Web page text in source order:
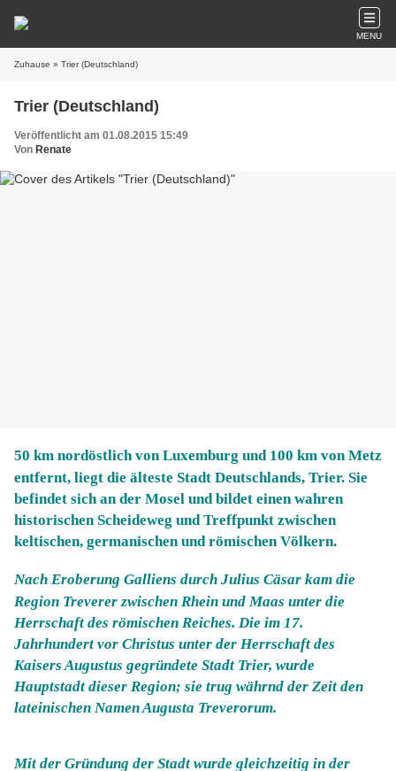
MENU
Zuhause » Trier (Deutschland)
Trier (Deutschland)
Veröffentlicht am 01.08.2015 15:49
Von Renate
50 km nordöstlich von Luxemburg und 100 km von Metz
entfernt, liegt die älteste Stadt Deutschlands, Trier. Sie
befindet sich an der Mosel und bildet einen wahren
historischen Scheideweg und Treffpunkt zwischen
keltischen, germanischen und römischenVölkern.
Nach Eroberung Galliens durch Julius Cäsar kam die
Region Treverer zwischen Rhein und Maas unter die
Herrschaft des römischen Reiches. Die im 17.
Jahrhundert vor Christus unter der Herrschaft des
Kaisers Augustus gegründete Stadt Trier, wurde
Hauptstadt dieser Region; sie trug währnd der Zeit den
lateinischen Namen Augusta Treverorum.
Mit der Gründung der Stadt wurde gleichzeitig in der